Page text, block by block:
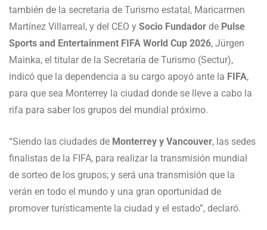
también de la secretaria de Turismo estatal, Maricarmen
Martínez Villarreal, y del CEO y Socio Fundador de Pulse
Sports and Entertainment FIFA World Cup 2026, Jürgen
Mainka, el titular de la Secretaría de Turismo (Sectur),
indicó que la dependencia a su cargo apoyó ante la FIFA,
para que sea Monterrey la ciudad donde se lleve a cabo la
rifa para saber los grupos del mundial próximo.
“Siendo las ciudades de Monterrey y Vancouver, las sedes
finalistas de la FIFA, para realizar la transmisión mundial
de sorteo de los grupos; y será una transmisión que la
verán en todo el mundo y una gran oportunidad de
promover turísticamente la ciudad y el estado”, declaró.